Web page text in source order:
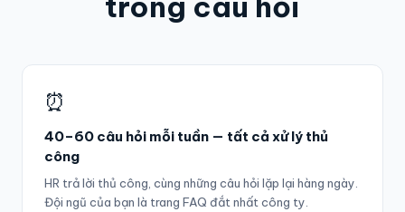
⏰
40–60 câu hỏi mỗi tuần — tất cả xử lý thủ
công
HR trả lời thủ công, cùng những câu hỏi lặp lại hàng ngày.
Đội ngũ của bạn là trang FAQ đắt nhất công ty.